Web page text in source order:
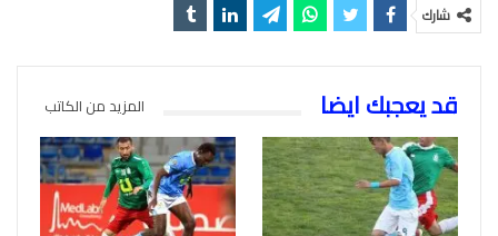
شارك
قد يعجبك ايضا المزيد من الكاتب